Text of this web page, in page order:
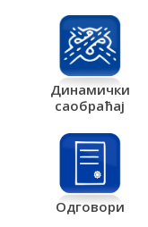
Динамички
саобраћај
Одговори